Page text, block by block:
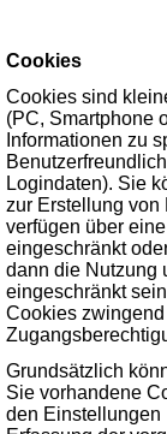
Cookies
Cookies sind
(PC, Smartphone
Informationen zu
Logindaten). Sie
zur Erstellung von
verfügen über
eingeschränkt
dann die Nutzung
eingeschränkt
Cookies
Grundsätzlich
Sie vorhandene
den Einstellungen